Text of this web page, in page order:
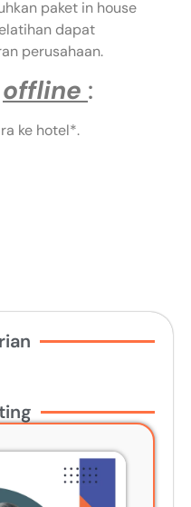
paket in house
dapat
perusahaan.
offline :
ke hotel*.